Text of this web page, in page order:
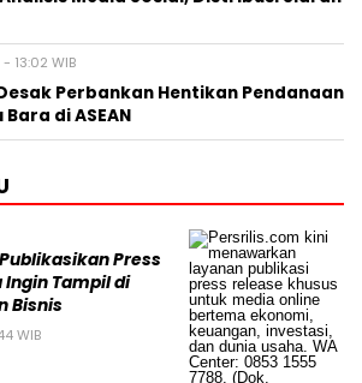
13:02 WIB
Perbankan Hentikan Pendanaan
di ASEAN
Press
Ingin Tampil di
Bisnis
WIB